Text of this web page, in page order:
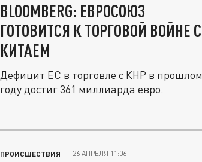
BLOOMBERG: ЕВРОСОЮЗ
ГОТОВИТСЯ К ТОРГОВОЙ ВОЙНЕ С
КИТАЕМ
Дефицит ЕС в торговле с КНР в прошлом
году достиг 361 миллиарда евро.
ПРОИСШЕСТВИЯ 26 АПРЕЛЯ 11:06